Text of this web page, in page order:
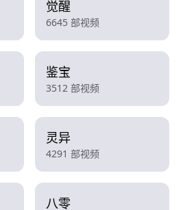
觉醒
6645 部视频
鉴宝
3512 部视频
灵异
4291 部视频
八零